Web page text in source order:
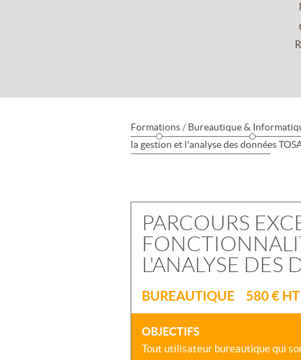
Formations / Bureautique &
la gestion et l'analyse des données
PARCOURS
L'ANALYSE DES
BUREAUTIQUE 580 € HT
OBJECTIFS
Tout utilisateur bureautique qui